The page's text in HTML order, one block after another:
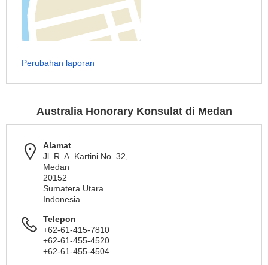
Perubahan laporan
Australia Honorary Konsulat di Medan
Alamat
Jl. R. A. Kartini No. 32,
Medan
20152
Sumatera Utara
Indonesia
Telepon
+62-61-415-7810
+62-61-455-4520
+62-61-455-4504